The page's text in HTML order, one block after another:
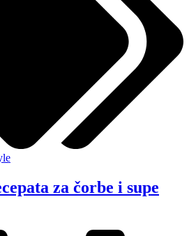
za čorbe i supe